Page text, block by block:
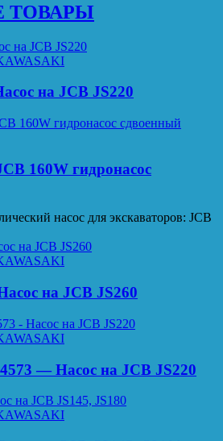
ТОВАРЫ
на JCB JS220
160W гидронасос
насоc для экскаваторов: JCB
на JCB JS260
— Насос на JCB JS220